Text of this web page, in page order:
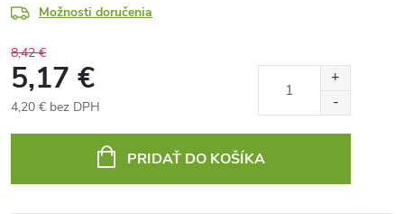
Možnosti doručenia
8,42 €
5,17 €
4,20 € bez DPH
PRIDAŤ DO KOŠÍKA